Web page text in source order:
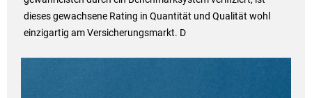
dieses gewachsene Rating in Quantität und Qualität wohl
einzigartig am Versicherungsmarkt. D